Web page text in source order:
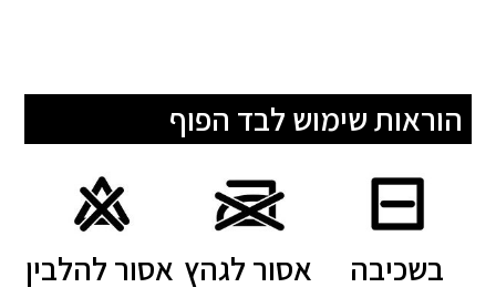
הוראות שימוש לבד הפוף
בשכיבה אסור לגהץ אסור להלבין